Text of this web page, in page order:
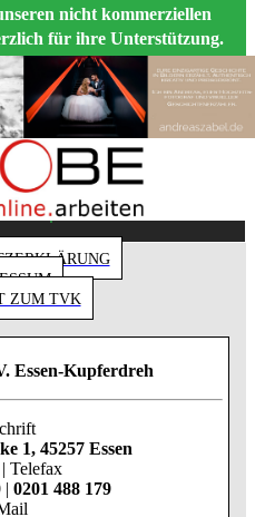
nicht kommerziellen
für ihre Unterstützung.
1877 e.V. Essen-
| Datenschutz
ZUM TVK
Essen-Kupferdreh
1, 45257 Essen
Telefax
| 0201 488 179